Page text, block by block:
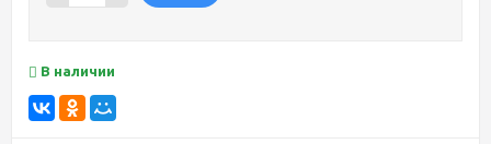
В наличии